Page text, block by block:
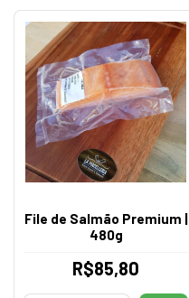
File de Salmão Premium |
480g
R$85,80